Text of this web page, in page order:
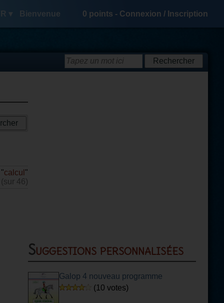
▾ Bienvenue 0 points - Connexion / Inscription
calcul "
46)
Suggestions personnalisées
Galop 4 nouveau programme
(10 votes)